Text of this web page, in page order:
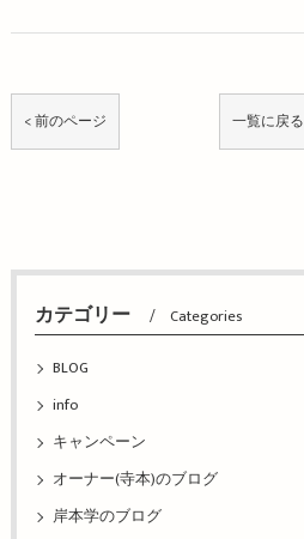
< 前のページ 一覧に戻る
カテゴリー Categories
BLOG
info
キャンペーン
オーナー(寺本)のブログ
岸本学のブログ